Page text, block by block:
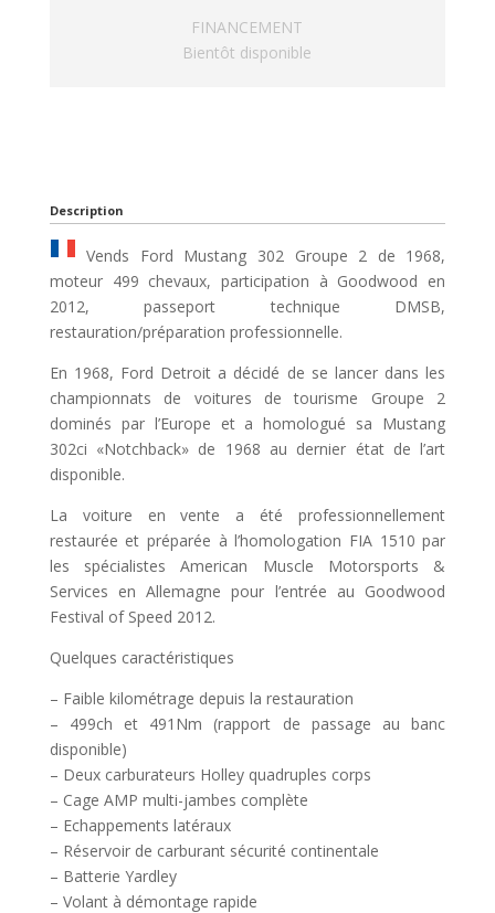
FINANCEMENT
Bientôt disponible
Description
Vends Ford Mustang 302 Groupe 2 de 1968,
moteur 499 chevaux, participation à Goodwood en
2012, passeport technique DMSB,
restauration/préparation professionnelle.
En 1968, Ford Detroit a décidé de se lancer dans les
championnats de voitures de tourisme Groupe 2
dominés par l’Europe et a homologué sa Mustang
302ci «Notchback» de 1968 au dernier état de l’art
disponible.
La voiture en vente a été professionnellement
restaurée et préparée à l’homologation FIA 1510 par
les spécialistes American Muscle Motorsports &
Services en Allemagne pour l’entrée au Goodwood
Festival of Speed ​​2012.
Quelques caractéristiques
– Faible kilométrage depuis la restauration
– 499ch et 491Nm (rapport de passage au banc
disponible)
– Deux carburateurs Holley quadruples corps
– Cage AMP multi-jambes complète
– Echappements latéraux
– Réservoir de carburant sécurité continentale
– Batterie Yardley
– Volant à démontage rapide